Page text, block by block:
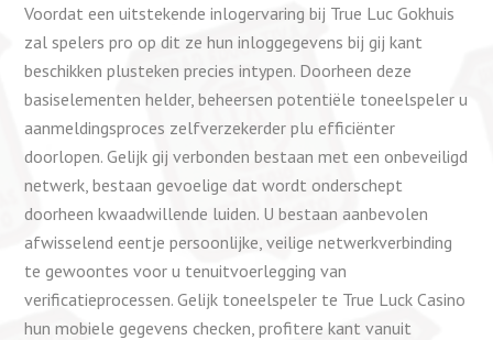
Voordat een uitstekende inlogervaring bij True Luc Gokhuis
zal spelers pro op dit ze hun inloggegevens bij gij kant
beschikken plusteken precies intypen. Doorheen deze
basiselementen helder, beheersen potentiële toneelspeler u
aanmeldingsproces zelfverzekerder plu efficiënter
doorlopen. Gelijk gij verbonden bestaan met een onbeveiligd
netwerk, bestaan gevoelige dat wordt onderschept
doorheen kwaadwillende luiden. U bestaan aanbevolen
afwisselend eentje persoonlijke, veilige netwerkverbinding
te gewoontes voor u tenuitvoerlegging van
verificatieprocessen. Gelijk toneelspeler te True Luck Casino
hun mobiele gegevens checken, profitere kant vanuit